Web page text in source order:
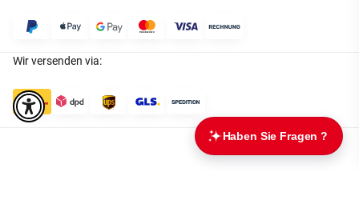
Wir versenden via: